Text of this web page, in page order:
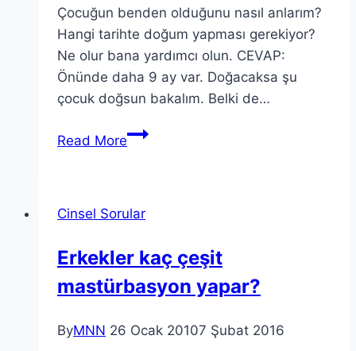
Çocuğun benden olduğunu nasıl anlarım?
Hangi tarihte doğum yapması gerekiyor?
Ne olur bana yardımcı olun. CEVAP:
Önünde daha 9 ay var. Doğacaksa şu
çocuk doğsun bakalım. Belki de…
Read More
Cinsel Sorular
Erkekler kaç çeşit
mastürbasyon yapar?
ByMNN 26 Ocak 20107 Şubat 2016